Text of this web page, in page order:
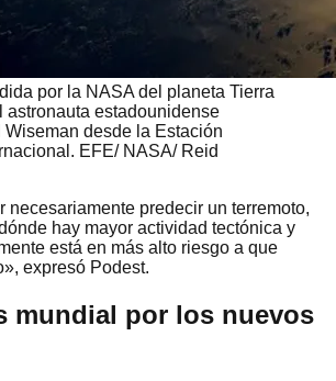
por la NASA del planeta Tierra
astronauta estadounidense
Wiseman desde la Estación
EFE/ NASA/ Reid
necesariamente predecir un terremoto,
hay mayor actividad tectónica y
está en más alto riesgo a que
expresó Podest.
mundial por los nuevos